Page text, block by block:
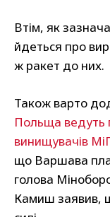
Втім, як
йдеться про
ж ракет до них.
Також варто
Польща ведуть
винищувачів
що Варшава
голова
Камиш заявив,